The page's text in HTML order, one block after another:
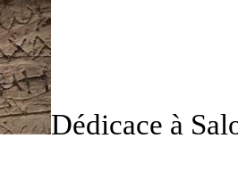
Dédicace à